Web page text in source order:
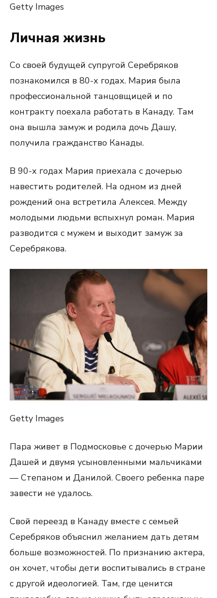
Getty Images
Личная жизнь
Со своей будущей супругой Серебряков
познакомился в 80-х годах. Мария была
профессиональной танцовщицей и по
контракту поехала работать в Канаду. Там
она вышла замуж и родила дочь Дашу,
получила гражданство Канады.
В 90-х годах Мария приехала с дочерью
навестить родителей. На одном из дней
рождений она встретила Алексея. Между
молодыми людьми вспыхнул роман. Мария
разводится с мужем и выходит замуж за
Серебрякова.
Getty Images
Пара живет в Подмосковье с дочерью Марии
Дашей и двумя усыновленными мальчиками
— Степаном и Данилой. Своего ребенка паре
завести не удалось.
Свой переезд в Канаду вместе с семьей
Серебряков объяснил желанием дать детям
больше возможностей. По признанию актера,
он хочет, чтобы дети воспитывались в стране
с другой идеологией. Там, где ценится